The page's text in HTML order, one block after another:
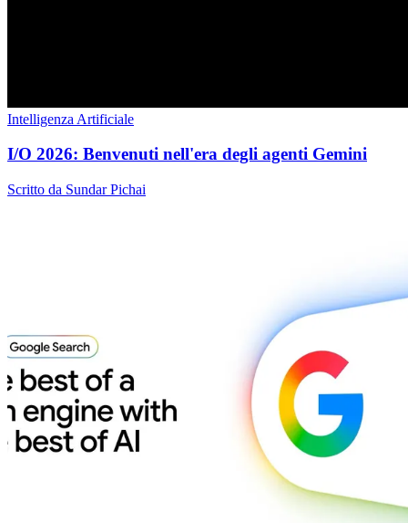
Intelligenza Artificiale
I/O 2026: Benvenuti nell'era degli agenti Gemini
Scritto da Sundar Pichai